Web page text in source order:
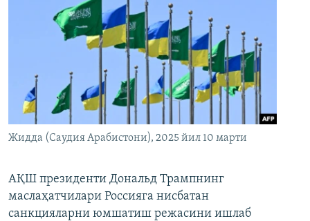
Жидда (Саудия Арабистони), 2025 йил 10 марти
АҚШ президенти Дональд Трампнинг
маслаҳатчилари Россияга нисбатан
санкцияларни юмшатиш режасини ишлаб